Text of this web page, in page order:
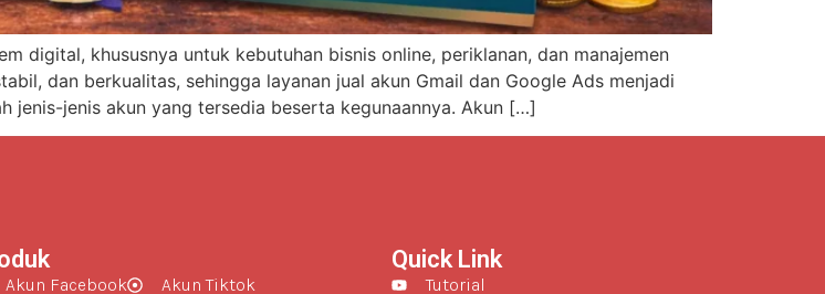
digital, khususnya untuk kebutuhan bisnis online, periklanan, dan manajemen
dan berkualitas, sehingga layanan jual akun Gmail dan Google Ads menjadi
jenis-jenis akun yang tersedia beserta kegunaannya. Akun […]
Akun Facebook Akun Tiktok
Quick Link
Tutorial